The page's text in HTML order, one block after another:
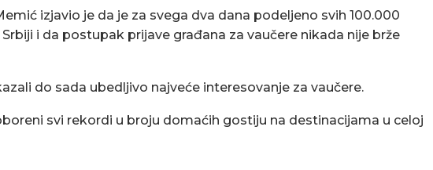
izjavio je da je za svega dva dana podeljeno svih 100.000
i da postupak prijave građana za vaučere nikada nije brže
do sada ubedljivo najveće interesovanje za vaučere.
svi rekordi u broju domaćih gostiju na destinacijama u celoj